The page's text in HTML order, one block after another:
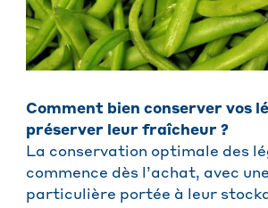
Comment bien conserver vos
préserver leur fraîcheur ?
La conservation optimale des
commence dès l’achat, avec
particulière portée à leur